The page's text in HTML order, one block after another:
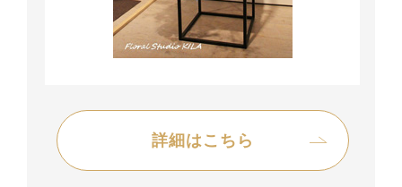
詳細はこちら